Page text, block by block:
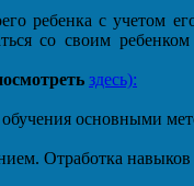
ребенка с учетом
со своим
здесь):
обучения основными
Отработка